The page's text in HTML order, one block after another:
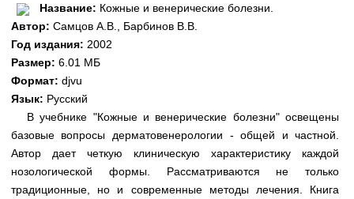
Лекции и презентации 2474
Аккредитационные тесты
Методические рекомендации
Научно-популярное
Новости (244)
Восстановить пароль
Регистрация
Название: Кожные и венерические болезни.
Автор: Самцов А.В., Барбинов В.В.
Год издания: 2002
Размер: 6.01 МБ
Формат: djvu
Язык: Русский
В учебнике "Кожные и венерические болезни" освещены
базовые вопросы дерматовенерологии - общей и частной.
Автор дает четкую клиническую характеристику каждой
нозологической формы. Рассматриваются не только
традиционные, но и современные методы лечения. Книга